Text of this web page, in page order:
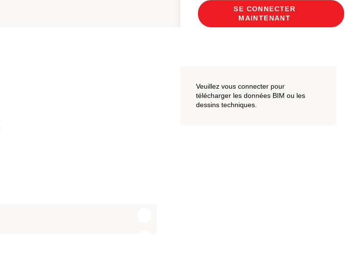
SE CONNECTER
MAINTENANT
Veuillez vous connecter pour
télécharger les données BIM ou les
dessins techniques.